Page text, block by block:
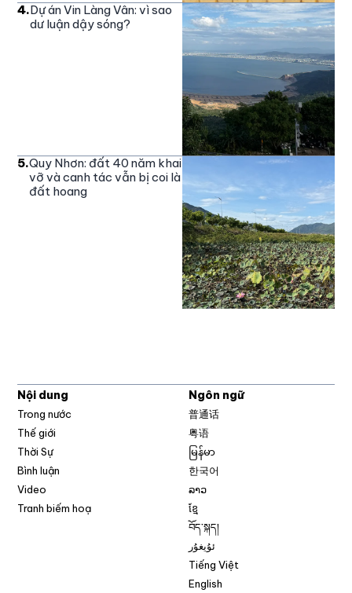
4.Dự án Vin Làng Vân: vì sao
dư luận dậy sóng?
5.Quy Nhơn: đất 40 năm khai
vỡ và canh tác vẫn bị coi là
đất hoang
Nội dung
Trong nước
Thế giới
Thời Sự
Bình luận
Video
Tranh biếm hoạ
Ngôn ngữ
普通话
粤语
မြန်မာ
한국어
ລາວ
ខ្មែ
བོད་སྐད།
ئۇيغۇر
Tiếng Việt
English